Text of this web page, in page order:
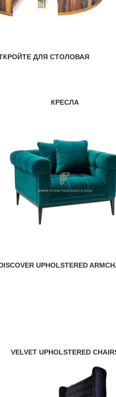
ДЛЯ СТОЛОВАЯ
КРЕСЛА
UPHOLSTERED
VELVET UPHOLSTERED